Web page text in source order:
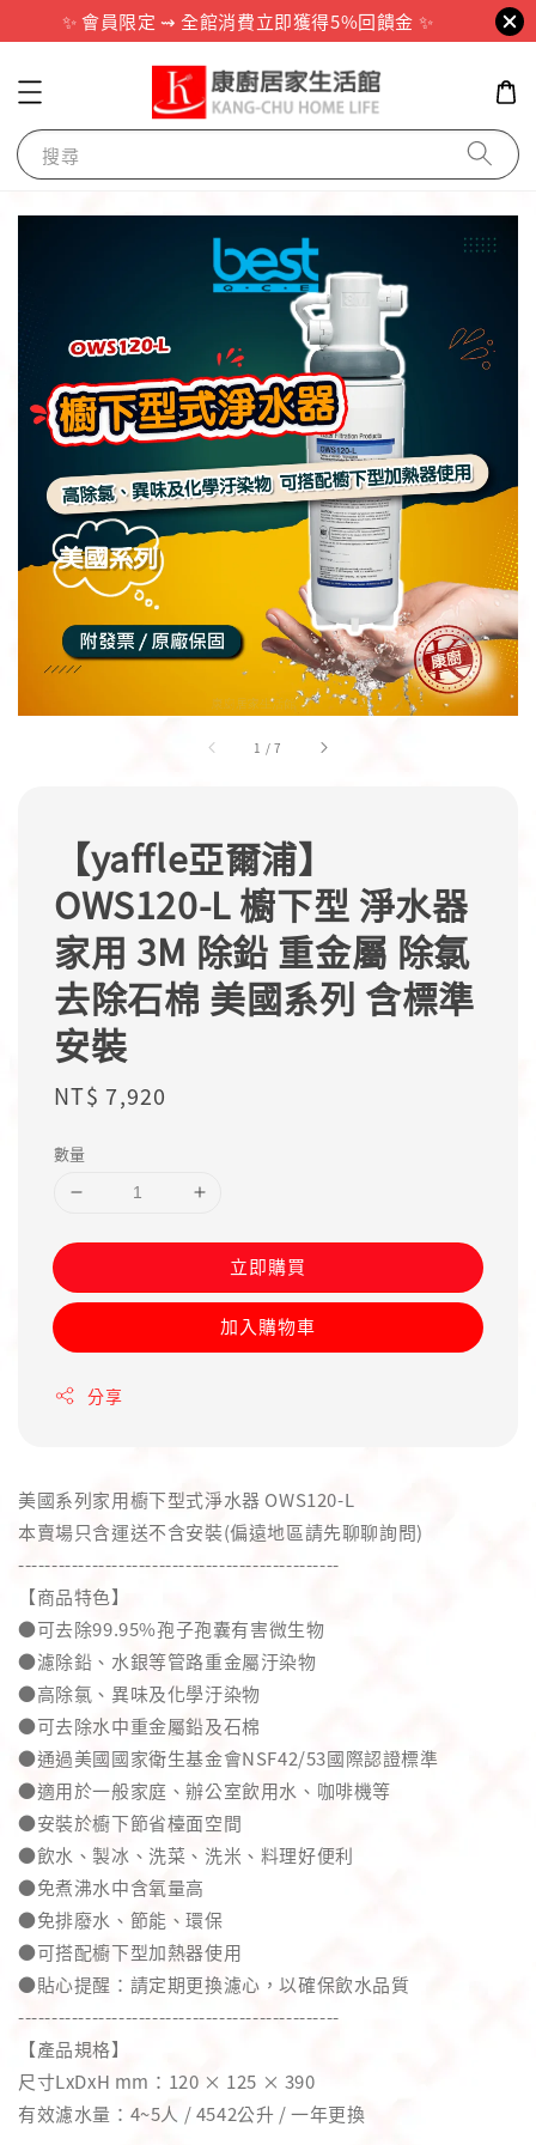
✨ 會員限定 ⇝ 全館消費立即獲得5%回饋金 ✨
搜尋
1 /7
【yaffle亞爾浦】
OWS120-L 櫥下型 淨水器
家用 3M 除鉛 重金屬 除氯
去除石棉 美國系列 含標準
安裝
Regular
NT$ 7,920
數量
立即購買
加入購物車
分享
美國系列家用櫥下型式淨水器 OWS120-L
本賣場只含運送不含安裝(偏遠地區請先聊聊詢問)
------------------------------------------------
【商品特色】
●可去除99.95%孢子孢囊有害微生物
●濾除鉛、水銀等管路重金屬汙染物
●高除氯、異味及化學汙染物
●可去除水中重金屬鉛及石棉
●通過美國國家衛生基金會NSF42/53國際認證標準
●適用於一般家庭、辦公室飲用水、咖啡機等
●安裝於櫥下節省檯面空間
●飲水、製冰、洗菜、洗米、料理好便利
●免煮沸水中含氧量高
●免排廢水、節能、環保
●可搭配櫥下型加熱器使用
●貼心提醒：請定期更換濾心，以確保飲水品質
------------------------------------------------
【產品規格】
尺寸LxDxH mm：120 × 125 × 390
有效濾水量：4~5人 / 4542公升 / 一年更換